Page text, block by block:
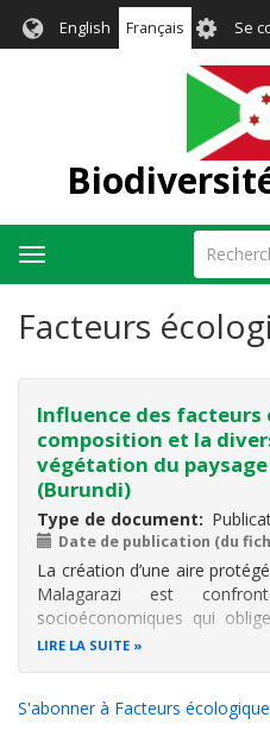
English Français User
menu
Se
Toggle
navigation
Facteurs
Influence des facteurs
composition et la
végétation du
(Burundi)
Type de document
Date de publication (du
La création d’une aire
Malagarazi est
socioéconomiques qui
prioritaires. La présente
LIRE LA SUITE
S'abonner à Facteurs